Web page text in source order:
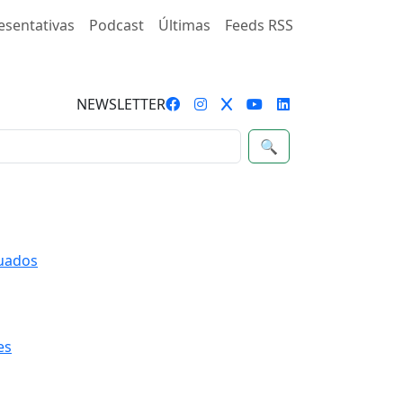
Podcast Últimas Feeds RSS
NEWSLETTER
🔍